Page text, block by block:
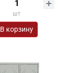
шт
В корзину